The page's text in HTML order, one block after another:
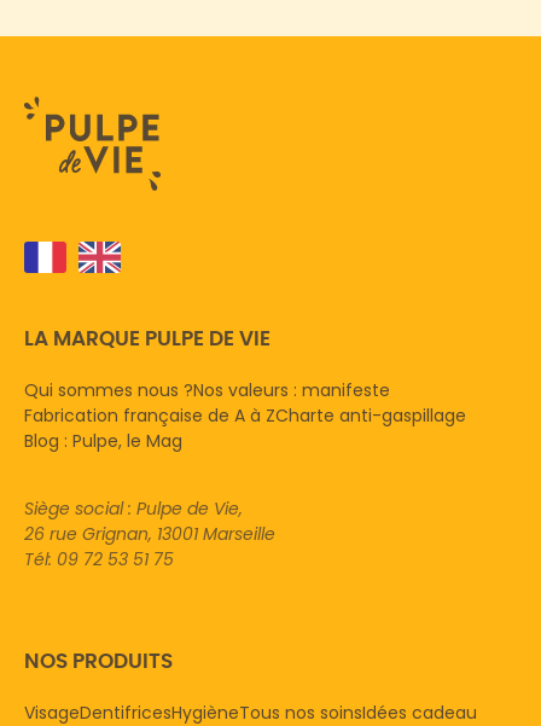
LA MARQUE PULPE DE VIE
Qui sommes nous ?Nos valeurs : manifeste
Fabrication française de A à ZCharte anti-gaspillage
Blog : Pulpe, le Mag
Siège social : Pulpe de Vie,
26 rue Grignan, 13001 Marseille
Tél: 09 72 53 51 75
NOS PRODUITS
VisageDentifricesHygièneTous nos soinsIdées cadeau